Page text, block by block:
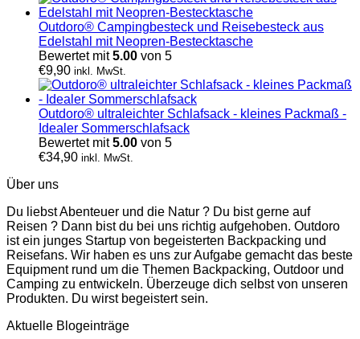
Outdoro® Campingbesteck und Reisebesteck aus
Edelstahl mit Neopren-Bestecktasche
Bewertet mit5.00 von 5
€9,90 inkl. MwSt.
Outdoro® ultraleichter Schlafsack - kleines Packmaß -
Idealer Sommerschlafsack
Bewertet mit5.00 von 5
€34,90 inkl. MwSt.
Über uns
Du liebst Abenteuer und die Natur ? Du bist gerne auf
Reisen ? Dann bist du bei uns richtig aufgehoben. Outdoro
ist ein junges Startup von begeisterten Backpacking und
Reisefans. Wir haben es uns zur Aufgabe gemacht das beste
Equipment rund um die Themen Backpacking, Outdoor und
Camping zu entwickeln. Überzeuge dich selbst von unseren
Produkten. Du wirst begeistert sein.
Aktuelle Blogeinträge